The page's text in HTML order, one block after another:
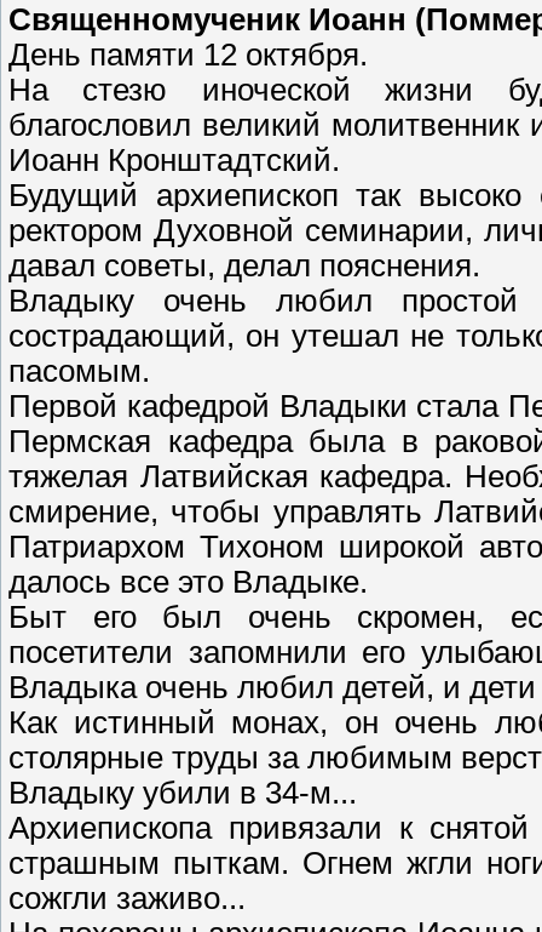
Священномученик Иоанн
День памяти 12 октября.
На стезю иноческой жизни
благословил великий
Иоанн Кронштадтский.
Будущий архиепископ так
ректором Духовной семинарии,
давал советы, делал пояснения.
Владыку очень любил
сострадающий, он утешал не
пасомым.
Первой кафедрой Владыки стала
Пермская кафедра была в
тяжелая Латвийская кафедра.
смирение, чтобы управлять
Патриархом Тихоном широкой
далось все это Владыке.
Быт его был очень скромен,
посетители запомнили его
Владыка очень любил детей, и
Как истинный монах, он очень
столярные труды за любимым
Владыку убили в 34-м...
Архиепископа привязали к
страшным пыткам. Огнем жгли
сожгли заживо...